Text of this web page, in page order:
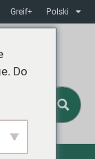
Greif+ Polski
Do